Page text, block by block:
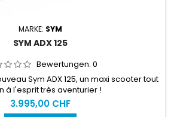
MARKE: SYM
SYM ADX 125
Bewertungen: 0
Sym ADX 125, un maxi scooter tout
à l'esprit très aventurier !
3.995,00 CHF